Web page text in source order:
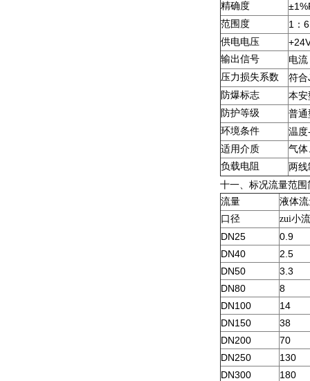
精确度
范围度 1 ： 6
供电电压
输出信号
电流
压力损失系数
符合
防爆标志
本安
防护等级
普通
环境条件
温度
适用介质
气体
负载电阻
两
十一、标况流量范
流量
液体
口径
zui小
DN25
0.9
DN40
2.5
DN50
3.3
DN80
8
DN100
14
DN150
38
DN200
70
DN250
130
DN300
180